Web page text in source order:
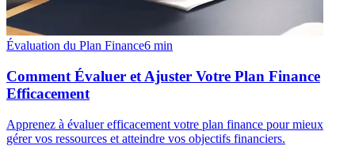
Évaluation du Plan Finance6 min
Comment Évaluer et Ajuster Votre Plan Finance
Efficacement
Apprenez à évaluer efficacement votre plan finance pour mieux
gérer vos ressources et atteindre vos objectifs financiers.